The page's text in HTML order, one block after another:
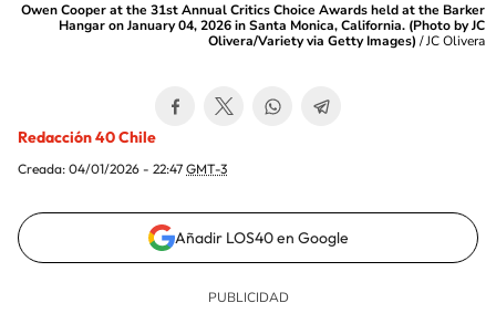
Owen Cooper at the 31st Annual Critics Choice Awards held at the Barker
Hangar on January 04, 2026 in Santa Monica, California. (Photo by JC
Olivera/Variety via Getty Images) /JC Olivera
Redacción 40 Chile
Creada: 04/01/2026 - 22:47 GMT-3
Añadir LOS40 en Google